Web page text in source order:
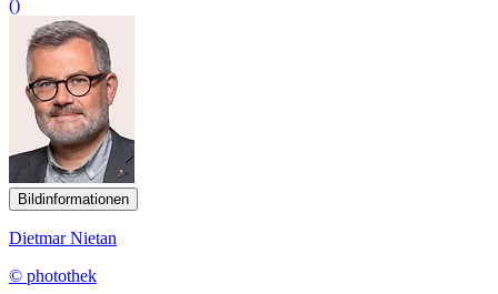
()
Bildinformationen
Dietmar Nietan
© photothek